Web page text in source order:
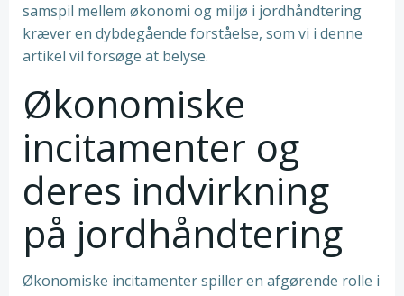
samspil mellem økonomi og miljø i jordhåndtering
kræver en dybdegående forståelse, som vi i denne
artikel vil forsøge at belyse.
Økonomiske
incitamenter og
deres indvirkning
på jordhåndtering
Økonomiske incitamenter spiller en afgørende rolle i